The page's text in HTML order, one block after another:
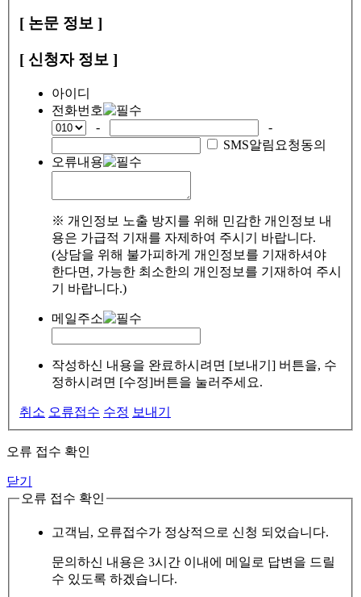
[ 논문 정보 ]
[ 신청자 정보 ]
아이디
전화번호
-
-
SMS알림요청동의
오류내용
※ 개인정보 노출 방지를 위해 민감한 개인정보 내
용은 가급적 기재를 자제하여 주시기 바랍니다.
(상담을 위해 불가피하게 개인정보를 기재하셔야
한다면, 가능한 최소한의 개인정보를 기재하여 주시
기 바랍니다.)
메일주소
작성하신 내용을 완료하시려면 [보내기] 버튼을, 수
정하시려면 [수정]버튼을 눌러주세요.
취소 오류접수 수정 보내기
오류 접수 확인
닫기
오류 접수 확인
고객님, 오류접수가 정상적으로 신청 되었습니다.
문의하신 내용은 3시간 이내에 메일로 답변을 드릴
수 있도록 하겠습니다.